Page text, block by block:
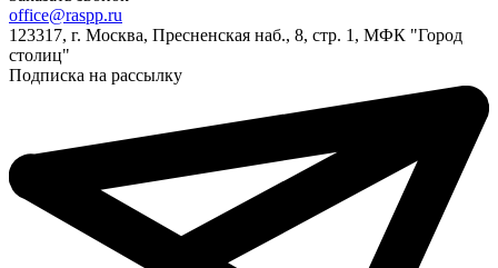
office@raspp.ru
123317, г. Москва, Пресненская наб., 8, стр. 1, МФК "Город
столиц"
Подписка на рассылку